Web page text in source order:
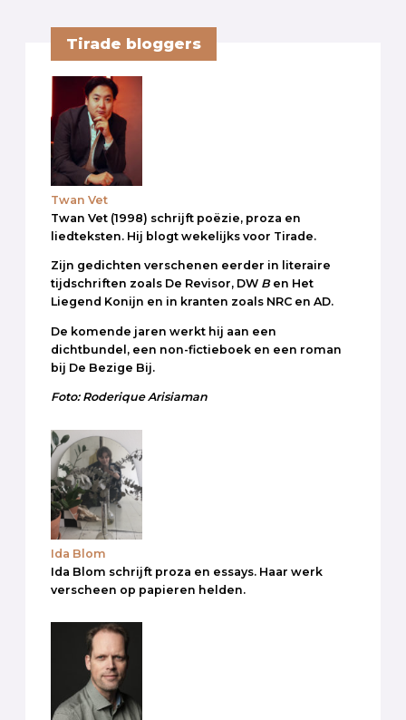
Tirade bloggers
Twan Vet
Twan Vet (1998) schrijft poëzie, proza en
liedteksten. Hij blogt wekelijks voor Tirade.
Zijn gedichten verschenen eerder in literaire
tijdschriften zoals De Revisor, DW B en Het
Liegend Konijn en in kranten zoals NRC en AD.
De komende jaren werkt hij aan een
dichtbundel, een non-fictieboek en een roman
bij De Bezige Bij.
Foto: Roderique Arisiaman
Ida Blom
Ida Blom schrijft proza en essays. Haar werk
verscheen op papieren helden.